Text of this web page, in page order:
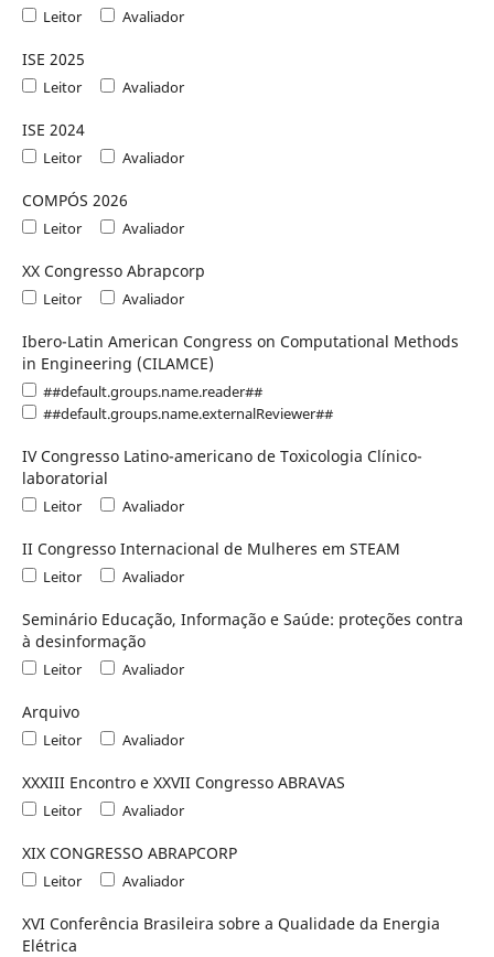
Leitor Avaliador
ISE 2025
Leitor Avaliador
ISE 2024
Leitor Avaliador
COMPÓS 2026
Leitor Avaliador
XX Congresso Abrapcorp
Leitor Avaliador
Ibero-Latin American Congress on Computational Methods
in Engineering (CILAMCE)
##default.groups.name.reader##
##default.groups.name.externalReviewer##
IV Congresso Latino-americano de Toxicologia Clínico-
laboratorial
Leitor Avaliador
II Congresso Internacional de Mulheres em STEAM
Leitor Avaliador
Seminário Educação, Informação e Saúde: proteções contra
à desinformação
Leitor Avaliador
Arquivo
Leitor Avaliador
XXXIII Encontro e XXVII Congresso ABRAVAS
Leitor Avaliador
XIX CONGRESSO ABRAPCORP
Leitor Avaliador
XVI Conferência Brasileira sobre a Qualidade da Energia
Elétrica